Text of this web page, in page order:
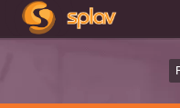
ВСТРОЕННЫЕ